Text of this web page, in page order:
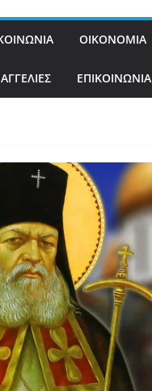
ΟΙΚΟΝΟΜΙΑ
ΑΓΓΕΛΙΕΣ ΕΠΙΚΟΙΝΩΝΙΑ